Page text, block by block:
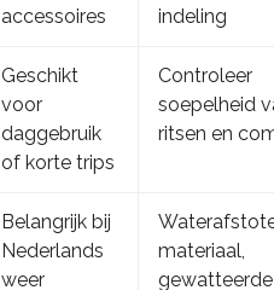
accessoires
indeling
Geschikt
voor
daggebruik
of korte trips
Controleer
soepelheid
ritsen en
Belangrijk bij
Nederlands
weer
materiaal,